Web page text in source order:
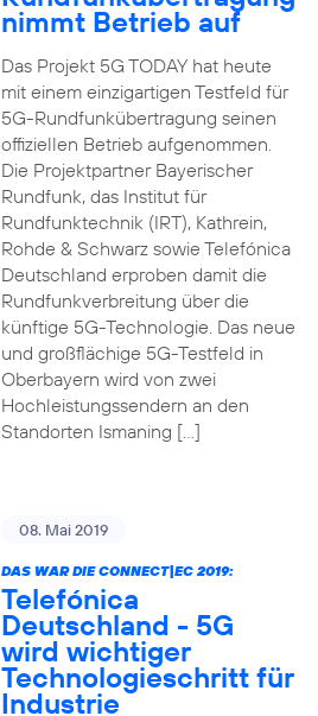
nimmt Betrieb auf
Das Projekt 5G TODAY hat heute
mit einem einzigartigen Testfeld für
5G-Rundfunkübertragung seinen
offiziellen Betrieb aufgenommen.
Die Projektpartner Bayerischer
Rundfunk, das Institut für
Rundfunktechnik (IRT), Kathrein,
Rohde & Schwarz sowie Telefónica
Deutschland erproben damit die
Rundfunkverbreitung über die
künftige 5G-Technologie. Das neue
und großflächige 5G-Testfeld in
Oberbayern wird von zwei
Hochleistungssendern an den
Standorten Ismaning […]
08. Mai 2019
DAS WAR DIE CONNECT|EC 2019:
Telefónica
Deutschland - 5G
wird wichtiger
Technologieschritt für
Industrie